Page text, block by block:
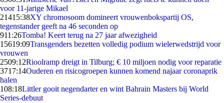
voor 11-jarige Mikael
21415:38XY chromosoom domineert vrouwenbokspartij OS,
tegenstander geeft na 46 seconden op
911:26Tomba! Keert terug na 27 jaar afwezigheid
15619:09Transgenders bezetten volledig podium wielerwedstrijd voor
vrouwen
2509:12Rioolramp dreigt in Tilburg; € 10 miljoen nodig voor reparatie
3717:14Ouderen en risicogroepen kunnen komend najaar coronaprik
halen
108:18Littler gooit negendarter en wint Bahrain Masters bij World
Series-debuut